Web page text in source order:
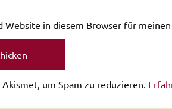
Website in diesem Browser für
um Spam zu reduzieren.